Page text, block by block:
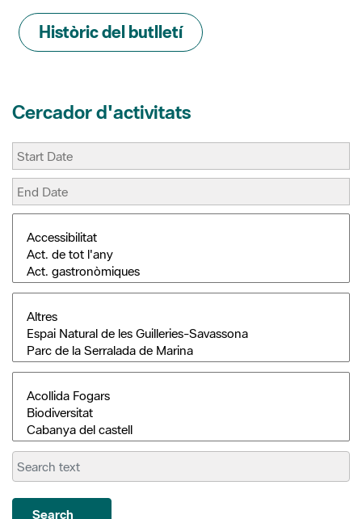
Històric del butlletí
Cercador d'activitats
Search